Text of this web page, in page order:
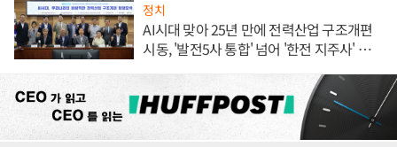
정치
AI시대 맞아 25년 만에 전력산업 구조개편
시동, '발전5사 통합' 넘어 '한전 지주사' 재편